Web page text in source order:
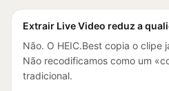
Extrair Live Video reduz a
Não. O HEIC.Best copia o clipe
Não recodificamos como um
tradicional.